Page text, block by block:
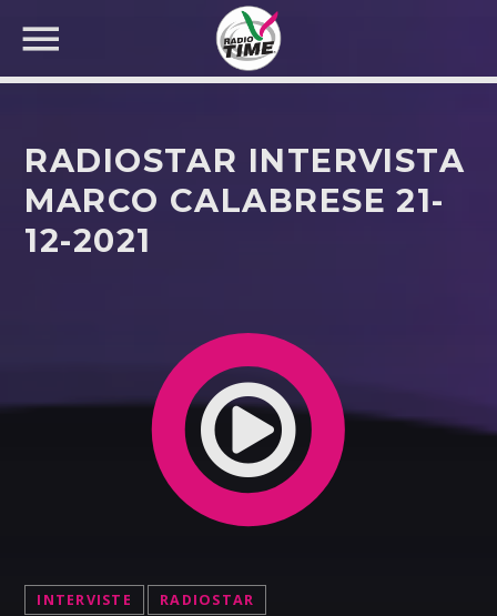
CERCA NEL SITO WEB:
RADIOSTAR INTERVISTA
MARCO CALABRESE 21-
12-2021
INTERVISTE RADIOSTAR